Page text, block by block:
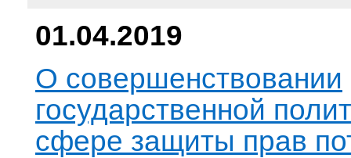
01.04.2019
О совершенствовании
государственной
сфере защиты прав